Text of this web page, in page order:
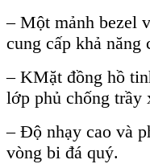
– Một mảnh bezel v
cung cấp khả năng
– KMặt đồng hồ
lớp phủ chống trầy
– Độ nhạy cao và
vòng bi đá quý.